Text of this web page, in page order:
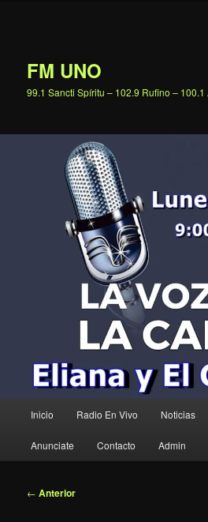
FM UNO
99.1 Sancti Spíritu – 102.9 Rufino –
principal
Inicio Radio En Vivo Noticias
Anunciate Contacto Admin
Navegación
← Anterior